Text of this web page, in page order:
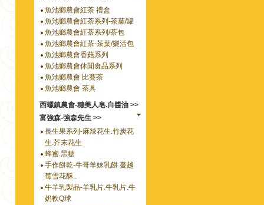
魚池鄉農會紅茶 禮盒
魚池鄉農會紅茶系列-茶葉/罐
魚池鄉農會紅茶系列/茶包
魚池鄉農會紅茶-茶葉/樂活包
魚池鄉農會香菇系列
魚池鄉農會休閒食品系列
魚池鄉農會 比賽茶
魚池鄉農會 茶具
西螺鎮農會-穗美人皂.白醬油 >>
富強森-強森先生 >>
長生果系列-麻辣花生.竹炭花
生.芥末花生
蜂蜜.黑糖
手作餅乾-牛哥羊妹乳餅.蔓越
莓雪花酥..
牛羊乳製品-羊乳片.牛乳片.牛
奶軟Q球